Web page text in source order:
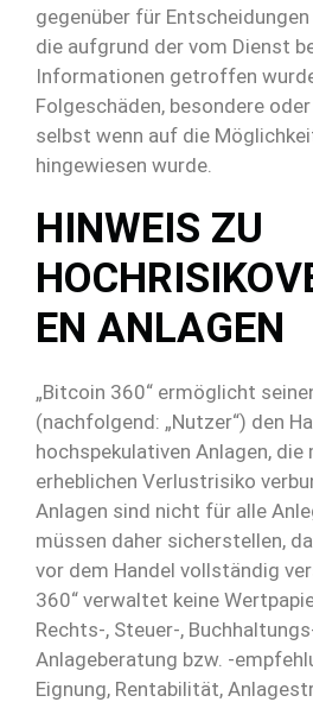
gegenüber für
die aufgrund der vom Dienst
Informationen getroffen
Folgeschäden, besondere
selbst wenn auf die
hingewiesen wurde.
HINWEIS ZU
EN ANLAGEN
„Bitcoin 360“ ermöglicht
(nachfolgend: „Nutzer“) den
hochspekulativen Anlagen, die
erheblichen Verlustrisiko
Anlagen sind nicht für alle
müssen daher sicherstellen,
vor dem Handel vollständig
360“ verwaltet keine
Rechts-, Steuer-,
Anlageberatung bzw. -
Eignung, Rentabilität,